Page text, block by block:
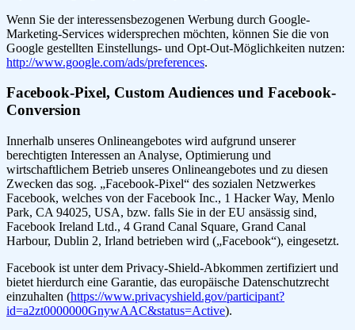
Wenn Sie der interessensbezogenen Werbung durch Google-
Marketing-Services widersprechen möchten, können Sie die von
Google gestellten Einstellungs- und Opt-Out-Möglichkeiten nutzen:
http://www.google.com/ads/preferences.
Facebook-Pixel, Custom Audiences und Facebook-
Conversion
Innerhalb unseres Onlineangebotes wird aufgrund unserer
berechtigten Interessen an Analyse, Optimierung und
wirtschaftlichem Betrieb unseres Onlineangebotes und zu diesen
Zwecken das sog. „Facebook-Pixel“ des sozialen Netzwerkes
Facebook, welches von der Facebook Inc., 1 Hacker Way, Menlo
Park, CA 94025, USA, bzw. falls Sie in der EU ansässig sind,
Facebook Ireland Ltd., 4 Grand Canal Square, Grand Canal
Harbour, Dublin 2, Irland betrieben wird („Facebook“), eingesetzt.
Facebook ist unter dem Privacy-Shield-Abkommen zertifiziert und
bietet hierdurch eine Garantie, das europäische Datenschutzrecht
einzuhalten (https://www.privacyshield.gov/participant?
id=a2zt0000000GnywAAC&status=Active).